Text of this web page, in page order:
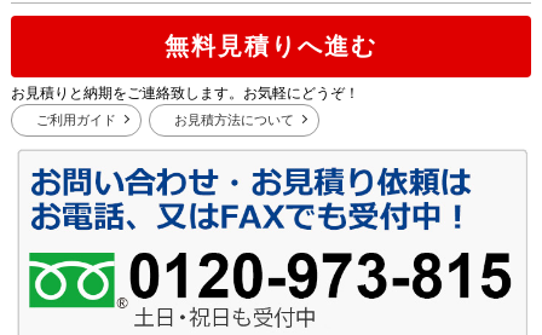
無料見積りへ進む
お見積りと納期をご連絡致します。お気軽にどうぞ！
ご利用ガイド お見積方法について